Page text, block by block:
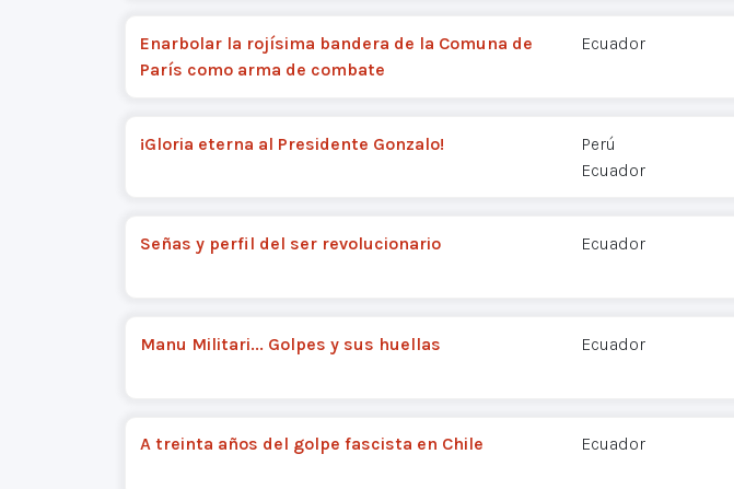
Enarbolar la rojísima bandera de la Comuna de
París como arma de combate
Ecuador
¡Gloria eterna al Presidente Gonzalo!
Perú
Ecuador
Señas y perfil del ser revolucionario Ecuador
Manu Militari... Golpes y sus huellas Ecuador
A treinta años del golpe fascista en Chile Ecuador